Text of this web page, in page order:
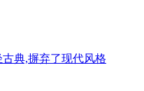
典,摒弃了现代风格